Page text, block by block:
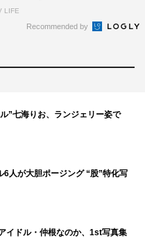
LIFE
Recommended by
”七海りお、ランジェリー姿で
6人が大胆ポージング “股”特化写
イドル・仲根なのか、1st写真集